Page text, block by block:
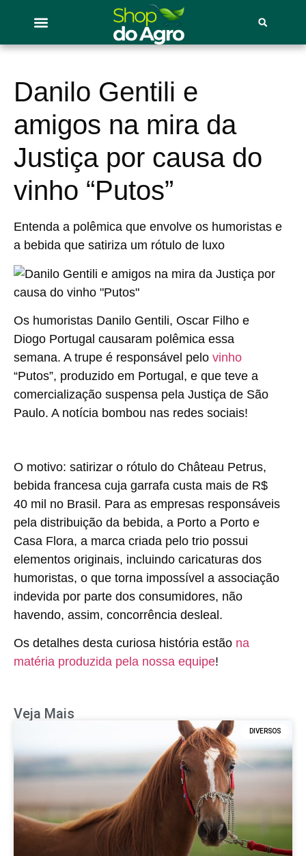
Danilo Gentili e
amigos na mira da
Justiça por causa do
vinho “Putos”
Entenda a polêmica que envolve os humoristas e
a bebida que satiriza um rótulo de luxo
Os humoristas Danilo Gentili, Oscar Filho e
Diogo Portugal causaram polêmica essa
semana. A trupe é responsável pelo vinho
“Putos”, produzido em Portugal, e que teve a
comercialização suspensa pela Justiça de São
Paulo. A notícia bombou nas redes sociais!
O motivo: satirizar o rótulo do Château Petrus,
bebida francesa cuja garrafa custa mais de R$
40 mil no Brasil. Para as empresas responsáveis
pela distribuição da bebida, a Porto a Porto e
Casa Flora, a marca criada pelo trio possui
elementos originais, incluindo caricaturas dos
humoristas, o que torna impossível a associação
indevida por parte dos consumidores, não
havendo, assim, concorrência desleal.
Os detalhes desta curiosa história estão na
matéria produzida pela nossa equipe!
Veja Mais
DIVERSOS